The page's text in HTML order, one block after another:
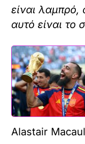
είναι λαμπρό,
αυτό είναι το
Alastair